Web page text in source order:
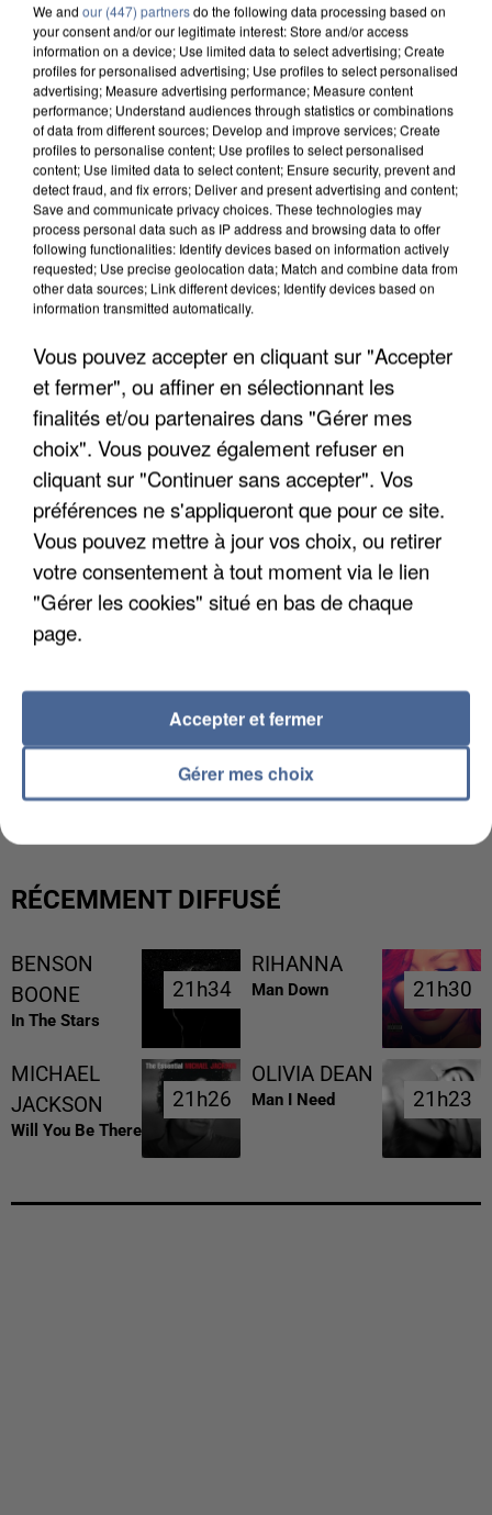
DE FAUNE SAUVAGE SONT...
L’UN DES FONDATEURS SUPPOSÉS DE LA DZ
MAFIA INTERPELLÉ EN ALGÉRIE
RÉCEMMENT DIFFUSÉ
BENSON
BOONE
In The Stars
21h34
21h34
RIHANNA
Man Down 21h30
21h30
MICHAEL
JACKSON
Will You Be There
21h26
21h26
OLIVIA DEAN
Man I Need 21h23
21h23
We and our (447) partnersdo the following data processing based on
your consent and/or our legitimate interest: Store and/or access
information on a device; Use limited data to select advertising; Create
profiles for personalised advertising; Use profiles to select personalised
advertising; Measure advertising performance; Measure content
performance; Understand audiences through statistics or combinations
of data from different sources; Develop and improve services; Create
profiles to personalise content; Use profiles to select personalised
content; Use limited data to select content; Ensure security, prevent and
detect fraud, and fix errors; Deliver and present advertising and content;
Save and communicate privacy choices. These technologies may
process personal data such as IP address and browsing data to offer
following functionalities: Identify devices based on information actively
requested; Use precise geolocation data; Match and combine data from
other data sources; Link different devices; Identify devices based on
information transmitted automatically.
Vous pouvez accepter en cliquant sur "Accepter
et fermer", ou affiner en sélectionnant les
finalités et/ou partenaires dans "Gérer mes
choix". Vous pouvez également refuser en
cliquant sur "Continuer sans accepter". Vos
préférences ne s'appliqueront que pour ce site.
Vous pouvez mettre à jour vos choix, ou retirer
votre consentement à tout moment via le lien
"Gérer les cookies" situé en bas de chaque
page.
Gérer mes choix
Accepter et fermer